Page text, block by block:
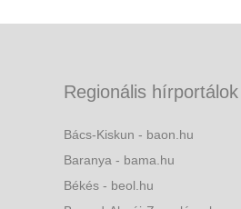
Regionális hírportálok
Bács-Kiskun - baon.hu
Baranya - bama.hu
Békés - beol.hu